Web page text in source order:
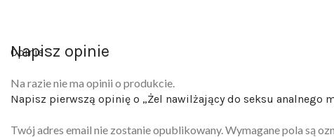
Napisz opinie
Opinie
Na razie nie ma opinii o produkcie.
Napisz pierwszą opinię o „Żel nawilżający do seksu analnego
Twój adres email nie zostanie opublikowany.Wymagane pola są